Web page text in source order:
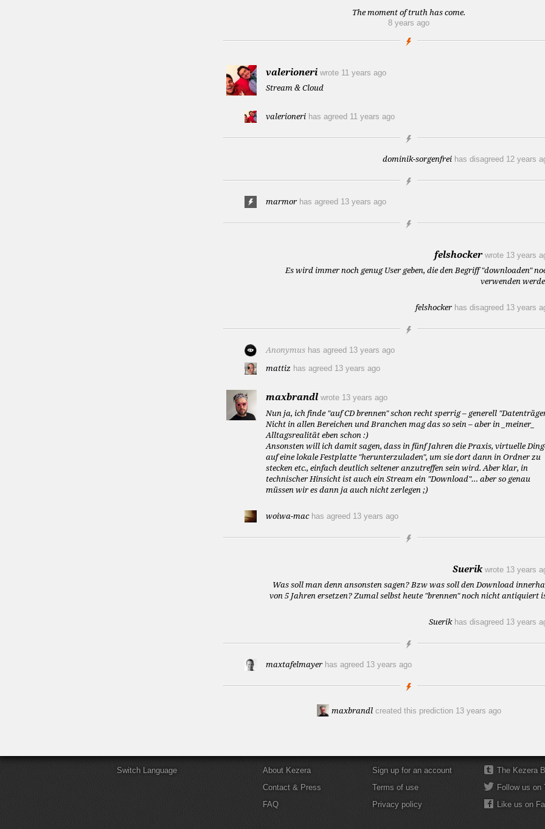
The moment of truth has come.
8 years ago
valerioneri wrote 11 years ago
Stream & Cloud
valerioneri has agreed 11 years ago
dominik-sorgenfrei has disagreed 12 years
marmor has agreed 13 years ago
felshocker wrote 13 years
Es wird immer noch genug User geben, die den Begriff "downloaden"
verwenden
felshocker has disagreed 13 years
Anonymus has agreed 13 years ago
mattiz has agreed 13 years ago
maxbrandl wrote 13 years ago
Nun ja, ich finde "auf CD brennen" schon recht sperrig – generell
Nicht in allen Bereichen und Branchen mag das so sein – aber in _meiner_
Alltagsrealität eben schon :)
Ansonsten will ich damit sagen, dass in fünf Jahren die Praxis, virtuelle
auf eine lokale Festplatte "herunterzuladen", um sie dort dann in Ordner zu
stecken etc., einfach deutlich seltener anzutreffen sein wird. Aber klar, in
technischer Hinsicht ist auch ein Stream ein "Download"… aber so genau
müssen wir es dann ja auch nicht zerlegen ;)
woiwa-mac has agreed 13 years ago
Suerik wrote 13 years
Was soll man denn ansonsten sagen? Bzw was soll den Download
von 5 Jahren ersetzen? Zumal selbst heute "brennen" noch nicht antiquiert
Suerik has disagreed 13 years
maxtafelmayer has agreed 13 years ago
maxbrandl created this prediction 13 years ago
Switch Language
About Kezera
Contact & Press
FAQ
Sign up for an account
Terms of use
Privacy policy
The Kezera
Follow us on
Like us on